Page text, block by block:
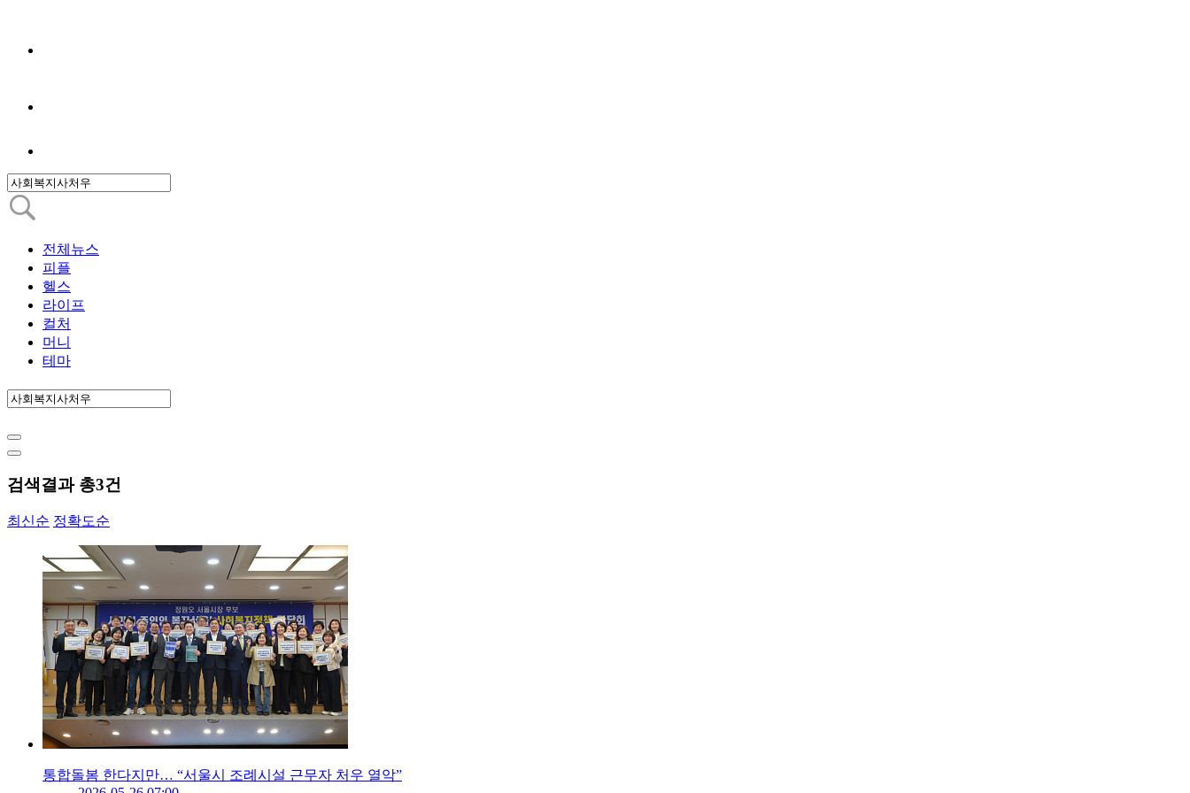
전체뉴스
피플
헬스
라이프
컬처
머니
테마
검색결과 총3건
최신순 정확도순
통합돌봄 한다지만… “서울시 조례시설 근무자 처우 열악”